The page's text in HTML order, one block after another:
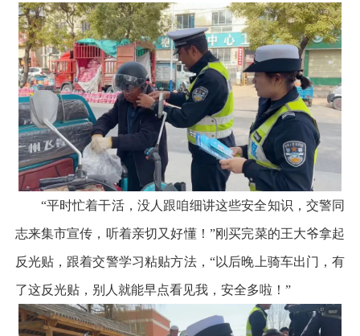
“平时忙着干活，没人跟咱细讲这些安全知识，交警同
志来集市宣传，听着亲切又好懂！”刚买完菜的王大爷拿起
反光贴，跟着交警学习粘贴方法，“以后晚上骑车出门，有
了这反光贴，别人就能早点看见我，安全多啦！”